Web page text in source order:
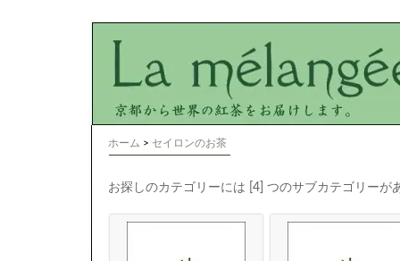
ホーム > セイロンのお茶
お探しのカテゴリーには [4] つのサブカテゴリーが